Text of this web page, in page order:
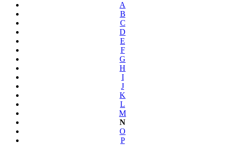
A
B
C
D
E
F
G
H
I
J
K
L
M
N
O
P